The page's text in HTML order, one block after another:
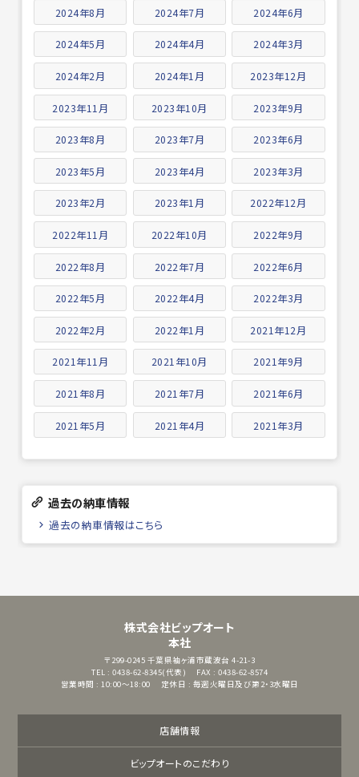
2024年8月 2024年7月 2024年6月
2024年5月 2024年4月 2024年3月
2024年2月 2024年1月 2023年12月
2023年11月 2023年10月 2023年9月
2023年8月 2023年7月 2023年6月
2023年5月 2023年4月 2023年3月
2023年2月 2023年1月 2022年12月
2022年11月 2022年10月 2022年9月
2022年8月 2022年7月 2022年6月
2022年5月 2022年4月 2022年3月
2022年2月 2022年1月 2021年12月
2021年11月 2021年10月 2021年9月
2021年8月 2021年7月 2021年6月
2021年5月 2021年4月 2021年3月
過去の納車情報
過去の納車情報はこちら
株式会社ビップオート
本社
〒299-0245 千葉県袖ヶ浦市蔵波台 4-21-3
TEL : 0438-62-8345(代表)
FAX : 0438-62-8574
営業時間 : 10:00～18:00
定休日 : 毎週火曜日及び第2・3水曜日
店舗情報
ビップオートのこだわり